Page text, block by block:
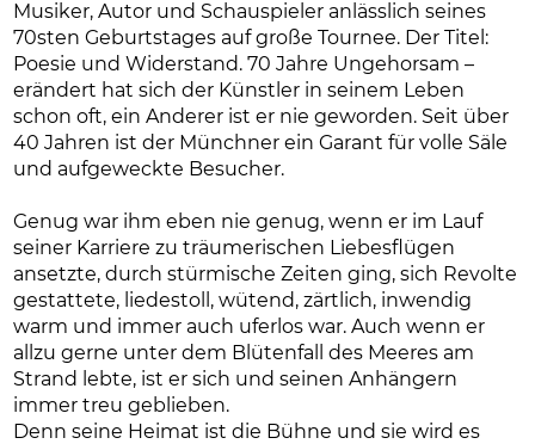
Musiker, Autor und Schauspieler anlässlich seines
70sten Geburtstages auf große Tournee. Der Titel:
Poesie und Widerstand. 70 Jahre Ungehorsam –
erändert hat sich der Künstler in seinem Leben
schon oft, ein Anderer ist er nie geworden. Seit über
40 Jahren ist der Münchner ein Garant für volle Säle
und aufgeweckte Besucher.
Genug war ihm eben nie genug, wenn er im Lauf
seiner Karriere zu träumerischen Liebesflügen
ansetzte, durch stürmische Zeiten ging, sich Revolte
gestattete, liedestoll, wütend, zärtlich, inwendig
warm und immer auch uferlos war. Auch wenn er
allzu gerne unter dem Blütenfall des Meeres am
Strand lebte, ist er sich und seinen Anhängern
immer treu geblieben.
Denn seine Heimat ist die Bühne und sie wird es